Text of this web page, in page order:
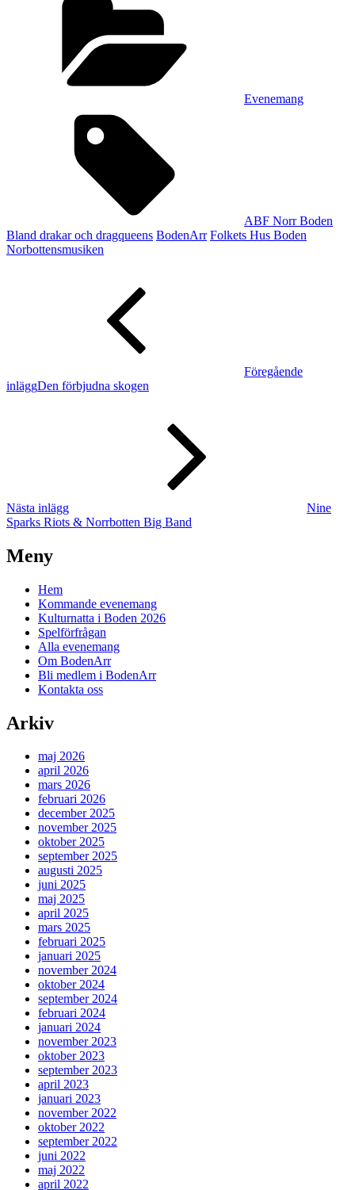
Evenemang
ABF Norr Boden
Bland drakar och dragqueens BodenArr Folkets Hus Boden
Norbottensmusiken
Föregående
inläggDen förbjudna skogen
Nästa inlägg
Nine
Sparks Riots & Norrbotten Big Band
Meny
Hem
Kommande evenemang
Kulturnatta i Boden 2026
Spelförfrågan
Alla evenemang
Om BodenArr
Bli medlem i BodenArr
Kontakta oss
Arkiv
maj 2026
april 2026
mars 2026
februari 2026
december 2025
november 2025
oktober 2025
september 2025
augusti 2025
juni 2025
maj 2025
april 2025
mars 2025
februari 2025
januari 2025
november 2024
oktober 2024
september 2024
februari 2024
januari 2024
november 2023
oktober 2023
september 2023
april 2023
januari 2023
november 2022
oktober 2022
september 2022
juni 2022
maj 2022
april 2022